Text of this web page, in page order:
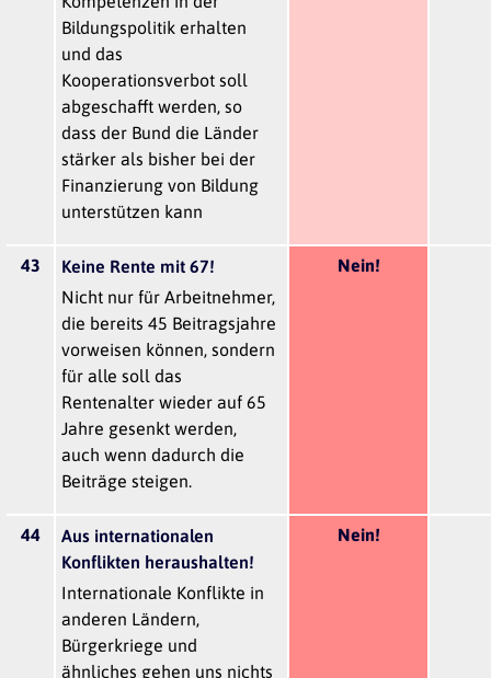
Bildungspolitik erhalten
und das
Kooperationsverbot soll
abgeschafft werden, so
dass der Bund die Länder
stärker als bisher bei der
Finanzierung von Bildung
unterstützen kann
43
Keine Rente mit 67!
Nicht nur für Arbeitnehmer,
die bereits 45 Beitragsjahre
vorweisen können, sondern
für alle soll das
Rentenalter wieder auf 65
Jahre gesenkt werden,
auch wenn dadurch die
Beiträge steigen.
Nein!
44
Aus internationalen
Konflikten heraushalten!
Internationale Konflikte in
anderen Ländern,
Bürgerkriege und
ähnliches gehen uns nichts
Nein!